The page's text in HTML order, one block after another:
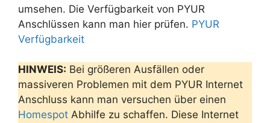
umsehen. Die Verfügbarkeit von PYUR
Anschlüssen kann man hier prüfen. PYUR
Verfügbarkeit
HINWEIS: Bei größeren Ausfällen oder
massiveren Problemen mit dem PYUR Internet
Anschluss kann man versuchen über einen
Homespot Abhilfe zu schaffen. Diese Internet